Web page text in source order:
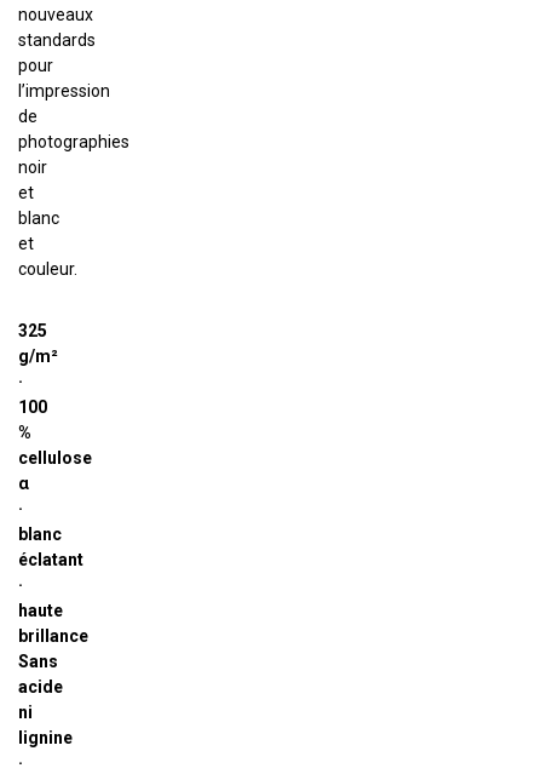
nouveaux
standards
pour
l’impression
de
photographies
noir
et
blanc
et
couleur.
325
g/m²
·
100
%
cellulose
α
·
blanc
éclatant
·
haute
brillance
Sans
acide
ni
lignine
·